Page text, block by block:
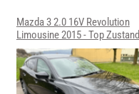
Mazda 3 2.0 16V Revolution
Limousine 2015 - Top Zustand